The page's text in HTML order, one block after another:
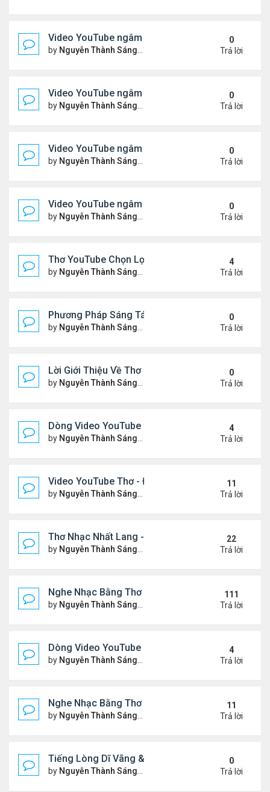
Video YouTube ngâm bài Thơ Nhạc: Ngậm Ngùi
by Nguyễn Thành Sáng Thứ 7 Tháng 3 14, 2026 7:14
0
Trả lời
Video YouTube ngâm bài Thơ Nhạc: Tiếng Tơ
by Nguyễn Thành Sáng Thứ 3 Tháng 3 10, 2026 7:27
0
Trả lời
Video YouTube ngâm bài Thơ Nhạc: Xin Hãy Cho
by Nguyễn Thành Sáng Thứ 7 Tháng 3 07, 2026 6:39
0
Trả lời
Video YouTube ngâm bài Thơ Nhạc: Chiếc Bóng
by Nguyễn Thành Sáng Thứ 4 Tháng 3 04, 2026 6:38
0
Trả lời
Thơ YouTube Chọn Lọc - Nhất Lang (1)
by Nguyễn Thành Sáng Thứ 3 Tháng 2 17, 2026 7:33
4
Trả lời
Phương Pháp Sáng Tác Thơ Nhạc Lục Bát Của
by Nguyễn Thành Sáng Thứ 7 Tháng 2 07, 2026 7:00
0
Trả lời
Lời Giới Thiệu Về Thơ Nhạc Nhất Lang
by Nguyễn Thành Sáng Thứ 6 Tháng 2 06, 2026 6:08
0
Trả lời
Dòng Video YouTube ngâm thơ phiên bản mới,
by Nguyễn Thành Sáng Thứ 7 Tháng 1 24, 2026 8:26
4
Trả lời
Video YouTube Thơ - Đọc Thơ & Ngâm Nga Thơ
by Nguyễn Thành Sáng Thứ 2 Tháng 11 17, 2025
11
Trả lời
Thơ Nhạc Nhất Lang - Cảm Xúc - Đọc & Ngâm
by Nguyễn Thành Sáng Thứ 7 Tháng 10 04, 2025 2:39
22
Trả lời
Nghe Nhạc Bằng Thơ - Ngâm Nga Thơ & Đọc Thơ
by Nguyễn Thành Sáng Thứ 7 Tháng 2 15, 2025 9:08
111
Trả lời
Dòng Video YouTube "Bài Thơ" - Nghe Nhạc Bằng
by Nguyễn Thành Sáng Thứ 2 Tháng 3 17, 2025 2:37
4
Trả lời
Nghe Nhạc Bằng Thơ - Video Đọc Thơ - Thơ Hay
by Nguyễn Thành Sáng Chủ nhật Tháng 2 23, 2025
11
Trả lời
Tiếng Lòng Dĩ Vãng & Video YouTube Ngâm Nga
by Nguyễn Thành Sáng Thứ 6 Tháng 2 14, 2025 10:11
0
Trả lời